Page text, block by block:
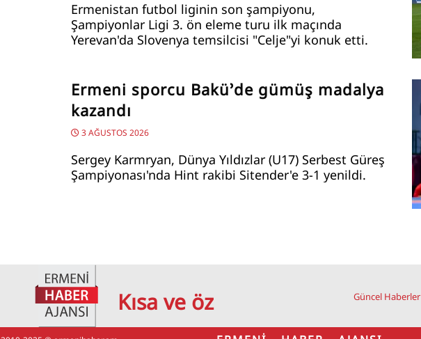
Ermenistan futbol liginin son şampiyonu,
Şampiyonlar Ligi 3. ön eleme turu ilk maçında
Yerevan'da Slovenya temsilcisi "Celje"yi konuk etti.
Ermeni sporcu Bakü’de gümüş madalya
kazandı
3 AĞUSTOS 2026
Sergey Karmryan, Dünya Yıldızlar (U17) Serbest Güreş
Şampiyonası'nda Hint rakibi Sitender'e 3-1 yenildi.
Kısa ve öz Güncel Haberler